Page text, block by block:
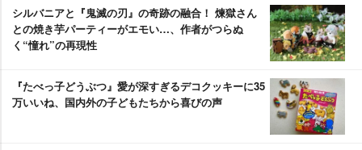
シルバニアと『鬼滅の刃』の奇跡の融合！ 煉獄さん
との焼き芋パーティーがエモい…、作者がつらぬ
く“憧れ”の再現性
『たべっ子どうぶつ』愛が深すぎるデコクッキーに35
万いいね、国内外の子どもたちから喜びの声